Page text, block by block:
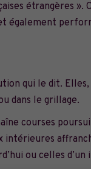
étrangères ».
également
qui le dit.
dans le grillage.
courses
intérieures
ou celles